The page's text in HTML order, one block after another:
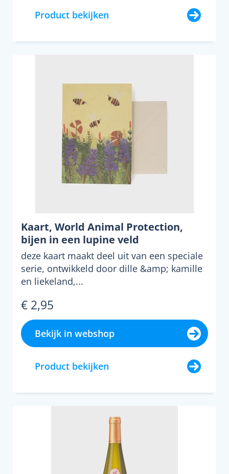
Product bekijken
Kaart, World Animal Protection,
bijen in een lupine veld
deze kaart maakt deel uit van een speciale
serie, ontwikkeld door dille &amp; kamille
en liekeland,...
€ 2,95
Bekijk in webshop
Product bekijken